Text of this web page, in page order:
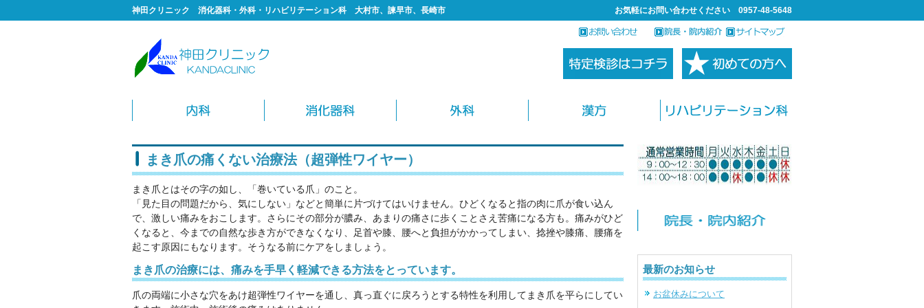
神田クリニック 消化器科・外科・リハビリテーション科 大村市、諫早市、長崎市 お気軽にお問い合わせください 0957-48-5648
まき爪の痛くない治療法（超弾性ワイヤー）
まき爪とはその字の如し、「巻いている爪」のこと。
「見た目の問題だから、気にしない」などと簡単に片づけてはいけません。ひどくなると指の肉に爪が食い込ん
で、激しい痛みをおこします。さらにその部分が膿み、あまりの痛さに歩くことさえ苦痛になる方も。痛みがひど
くなると、今までの自然な歩き方ができなくなり、足首や膝、腰へと負担がかかってしまい、捻挫や膝痛、腰痛を
起こす原因にもなります。そうなる前にケアをしましょう。
まき爪の治療には、痛みを手早く軽減できる方法をとっています。
爪の両端に小さな穴をあけ超弾性ワイヤーを通し、真っ直ぐに戻ろうとする特性を利用してまき爪を平らにしてい
最新のお知らせ
お盆休みについて